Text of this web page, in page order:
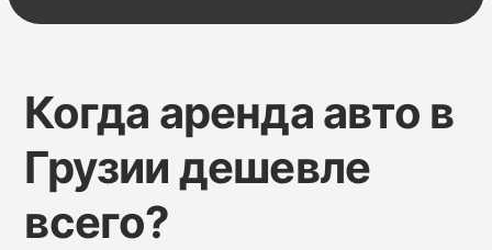
Когда аренда авто в
Грузии дешевле
всего?